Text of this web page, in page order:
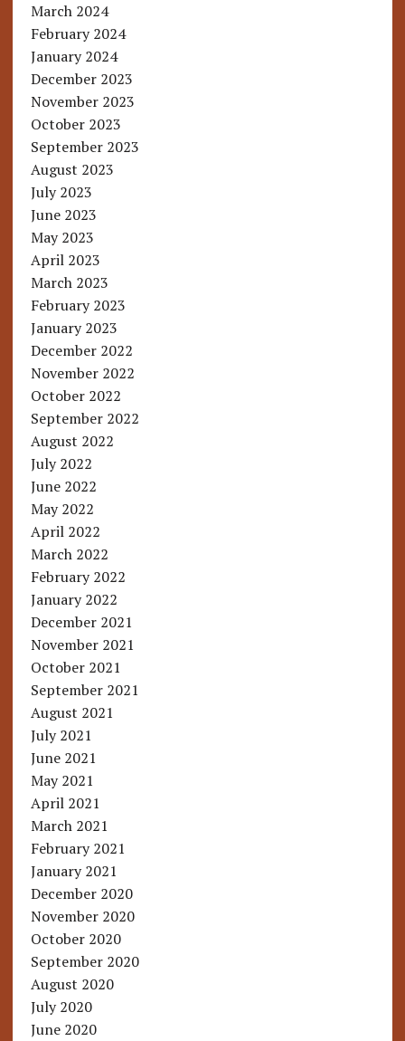
March 2024
February 2024
January 2024
December 2023
November 2023
October 2023
September 2023
August 2023
July 2023
June 2023
May 2023
April 2023
March 2023
February 2023
January 2023
December 2022
November 2022
October 2022
September 2022
August 2022
July 2022
June 2022
May 2022
April 2022
March 2022
February 2022
January 2022
December 2021
November 2021
October 2021
September 2021
August 2021
July 2021
June 2021
May 2021
April 2021
March 2021
February 2021
January 2021
December 2020
November 2020
October 2020
September 2020
August 2020
July 2020
June 2020